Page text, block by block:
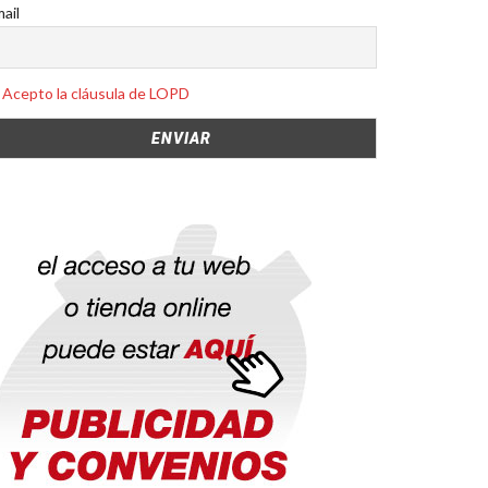
Acepto la cláusula de LOPD